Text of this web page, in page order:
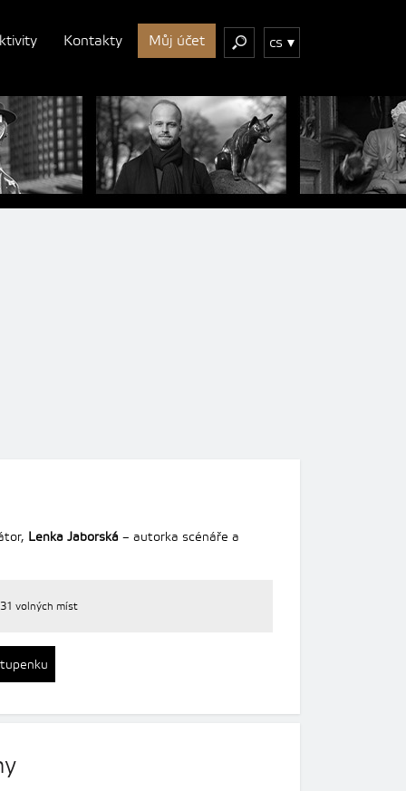
Kontakty Můj účet cs
Lenka Jaborská – autorka scénáře a
31 volných míst